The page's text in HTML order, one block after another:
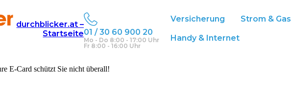
durchblicker.at –
Startseite01 / 30 60 900 20
Mo - Do 8:00 - 17:00 Uhr
Fr 8:00 - 16:00 Uhr
Versicherung Strom & Gas
Handy & Internet
E-Card schützt Sie nicht überall!